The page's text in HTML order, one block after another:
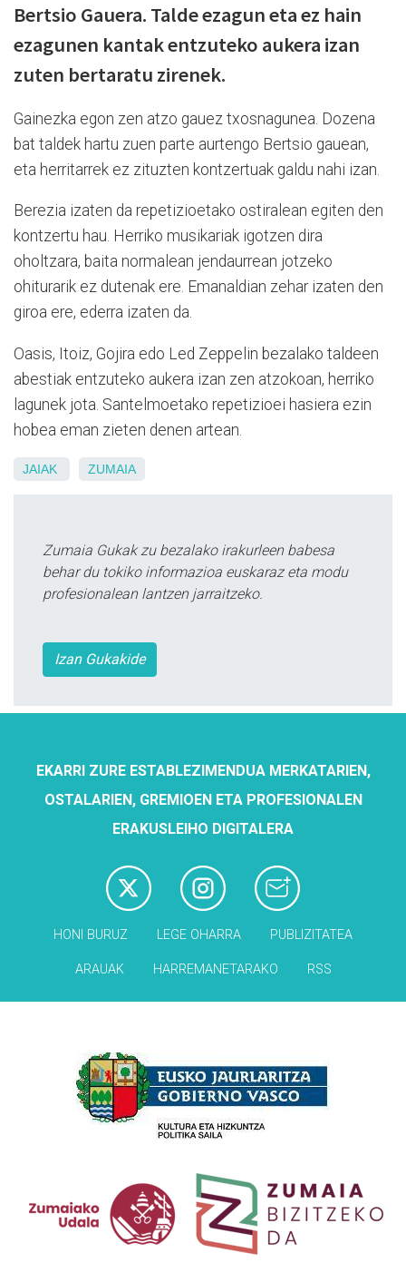
Bertsio Gauera. Talde ezagun eta ez hain
ezagunen kantak entzuteko aukera izan
zuten bertaratu zirenek.
Gainezka egon zen atzo gauez txosnagunea. Dozena
bat taldek hartu zuen parte aurtengo Bertsio gauean,
eta herritarrek ez zituzten kontzertuak galdu nahi izan.
Berezia izaten da repetizioetako ostiralean egiten den
kontzertu hau. Herriko musikariak igotzen dira
oholtzara, baita normalean jendaurrean jotzeko
ohiturarik ez dutenak ere. Emanaldian zehar izaten den
giroa ere, ederra izaten da.
Oasis, Itoiz, Gojira edo Led Zeppelin bezalako taldeen
abestiak entzuteko aukera izan zen atzokoan, herriko
lagunek jota. Santelmoetako repetizioei hasiera ezin
hobea eman zieten denen artean.
JAIAK ZUMAIA
Zumaia Gukak zu bezalako irakurleen babesa
behar du tokiko informazioa euskaraz eta modu
profesionalean lantzen jarraitzeko.
Izan Gukakide
EKARRI ZURE ESTABLEZIMENDUA MERKATARIEN,
OSTALARIEN, GREMIOEN ETA PROFESIONALEN
ERAKUSLEIHO DIGITALERA
HONI BURUZ LEGE OHARRA PUBLIZITATEA
ARAUAK HARREMANETARAKO RSS